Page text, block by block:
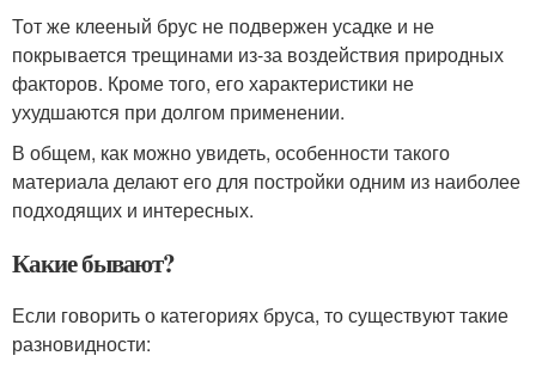
Тот же клееный брус не подвержен усадке и не
покрывается трещинами из-за воздействия природных
факторов. Кроме того, его характеристики не
ухудшаются при долгом применении.
В общем, как можно увидеть, особенности такого
материала делают его для постройки одним из наиболее
подходящих и интересных.
Какие бывают?
Если говорить о категориях бруса, то существуют такие
разновидности: